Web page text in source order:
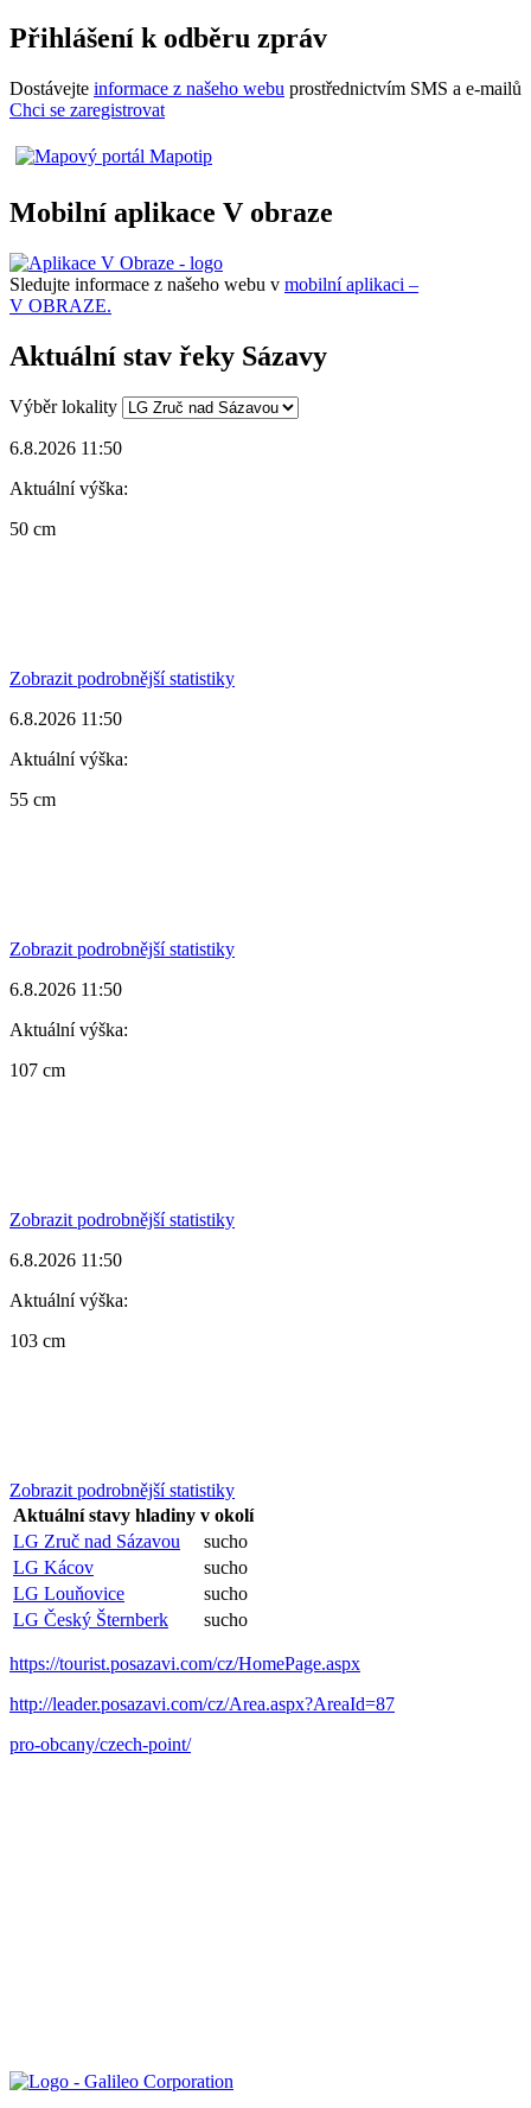
Přihlášení k odběru zpráv
Dostávejte informace z našeho webu prostřednictvím SMS a e-mailů
Chci se zaregistrovat
Mobilní aplikace V obraze
Sledujte informace z našeho webu v mobilní aplikaci –
V OBRAZE.
Aktuální stav řeky Sázavy
Výběr lokality
6.8.2026 11:50
Aktuální výška:
50 cm
Zobrazit podrobnější statistiky
6.8.2026 11:50
Aktuální výška:
55 cm
Zobrazit podrobnější statistiky
6.8.2026 11:50
Aktuální výška:
107 cm
Zobrazit podrobnější statistiky
6.8.2026 11:50
Aktuální výška:
103 cm
Zobrazit podrobnější statistiky
Aktuální stavy hladiny v okolí
LG Zruč nad Sázavou
sucho
LG Kácov
sucho
LG Louňovice
sucho
LG Český Šternberk
sucho
https://tourist.posazavi.com/cz/HomePage.aspx
http://leader.posazavi.com/cz/Area.aspx?AreaId=87
pro-obcany/czech-point/